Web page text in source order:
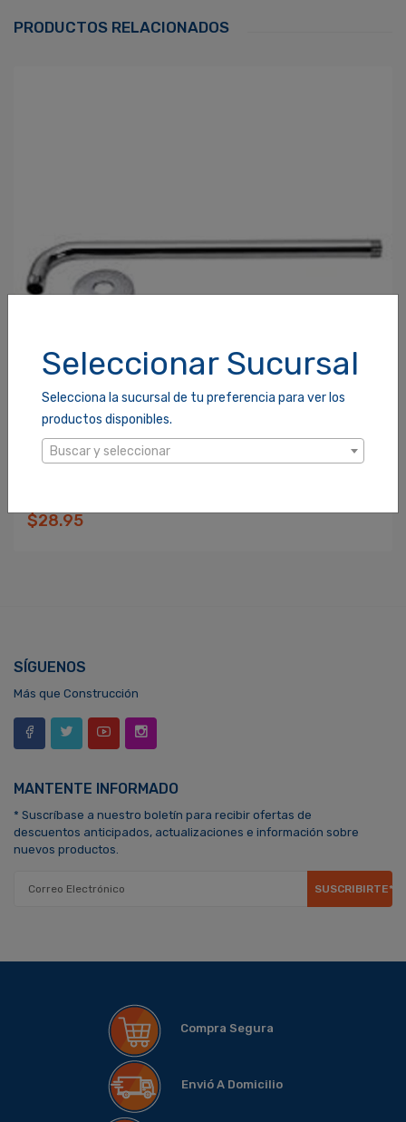
Seleccionar Sucursal
Selecciona la sucursal de tu preferencia para ver los
productos disponibles.
Buscar y seleccionar
PRODUCTOS RELACIONADOS
$28.95
SÍGUENOS
Más que Construcción
MANTENTE INFORMADO
* Suscríbase a nuestro boletín para recibir ofertas de
descuentos anticipados, actualizaciones e información sobre
nuevos productos.
SUSCRIBIRTE*
Compra Segura
Envió A Domicilio